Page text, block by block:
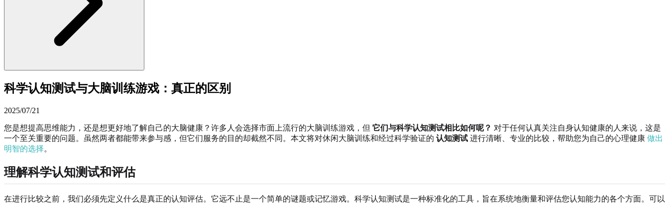
科学认知测试与大脑训练游戏：真正的区别
2025/07/21
您是想提高思维能力，还是想更好地了解自己的大脑健康？许多人会选择市面上流行的大脑训练游戏，但 它们与科学认知测试相比如何呢？ 对于任何认真关注自身认知健康的人来说，这是
一个至关重要的问题。虽然两者都能带来参与感，但它们服务的目的却截然不同。本文将对休闲大脑训练和经过科学验证的 认知测试 进行清晰、专业的比较，帮助您为自己的心理健康 做出
明智的选择。
理解科学认知测试和评估
在进行比较之前，我们必须先定义什么是真正的认知评估。它远不止是一个简单的谜题或记忆游戏。科学认知测试是一种标准化的工具，旨在系统地衡量和评估您认知能力的各个方面。可以